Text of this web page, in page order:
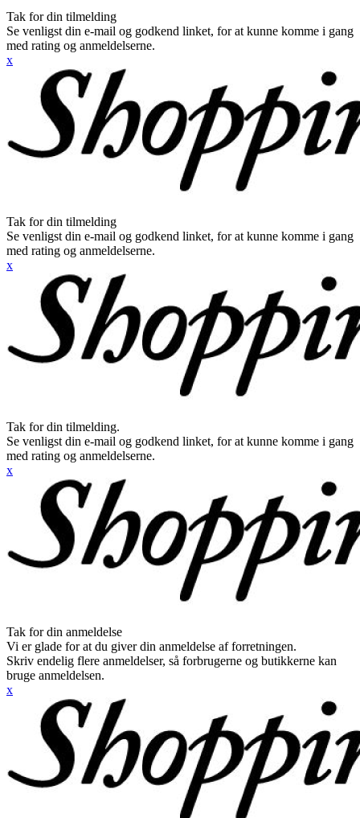
Tak for din tilmelding
Se venligst din e-mail og godkend linket, for at kunne komme i gang
med rating og anmeldelserne.
x
Tak for din tilmelding
Se venligst din e-mail og godkend linket, for at kunne komme i gang
med rating og anmeldelserne.
x
Tak for din tilmelding.
Se venligst din e-mail og godkend linket, for at kunne komme i gang
med rating og anmeldelserne.
x
Tak for din anmeldelse
Vi er glade for at du giver din anmeldelse af forretningen.
Skriv endelig flere anmeldelser, så forbrugerne og butikkerne kan
bruge anmeldelsen.
x